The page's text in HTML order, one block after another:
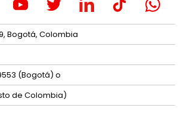
Bogotá, Colombia
(Bogotá) o
de Colombia)